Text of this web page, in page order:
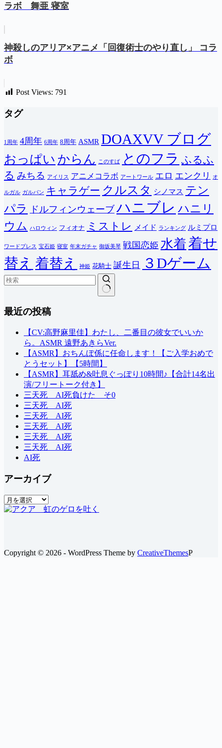
ラボ 舞亜 寝室
神殺しのアリア×アニメ「回復術士のやり直し」 コラ
ボ
Post Views: 791
タグ
1周年 4周年 6周年 8周年 ASMR DOAXVV ブログ
おっぱい からん このすば とのフラ ふるふ
る みちる アイリス アニメコラボ アートワール エロ エンクリ オ
ルガル ガルパン キャラゲー クルスタ シノマス テン
パラ
ドルフィンウェーブハニブレ ハニリ
ウム
ハロウィン フィオナ ミストレ メイド ランキング ルミプロ
ワードプレス 宝石姫 寝室 年末ガチャ 御坂美琴 戦国恋姫 水着着せ
替え 着替え 神姫 花騎士 誕生日 ３Dゲーム
果
最近の投稿
【CV:高野麻里佳】わたし、二番目の彼女でいいか
ら。ASMR 遠野あきらVer.
【ASMR】おちんぽ係に任命します！【ご入学おめで
とうセット】【5時間】
【ASMR】耳舐め&吐息ぐっぽり10時間♪【合計14名出
演/フリートーク付き】
三天死 AI死負けた そ0
三天死 AI死
三天死 AI死
三天死 AI死
三天死 AI死
三天死 AI死
AI死
アーカイブ
ア
ー
Copyright © 2026 - WordPress Theme by CreativeThemesP